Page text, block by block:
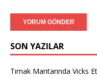
SON YAZILAR
Tırnak Mantarında Vicks